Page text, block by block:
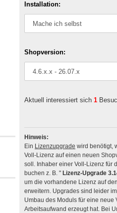
Installation:
Shopversion:
Aktuell interessiert sich 1
Hinweis:
Ein Lizenzupgrade wird benötigt,
Voll-Lizenz auf einen neuen
soll. Inhaber einer Voll-Lizenz
buchen z. B. " Lizenz-Upgrade
um die vorhandene Lizenz auf
erweitern. Upgrades sind leider immer dann notwendig, wenn der
Umbau des Moduls für eine neue
Arbeitsaufwand erzeugt hat. Bei Umbauten für neue Update-